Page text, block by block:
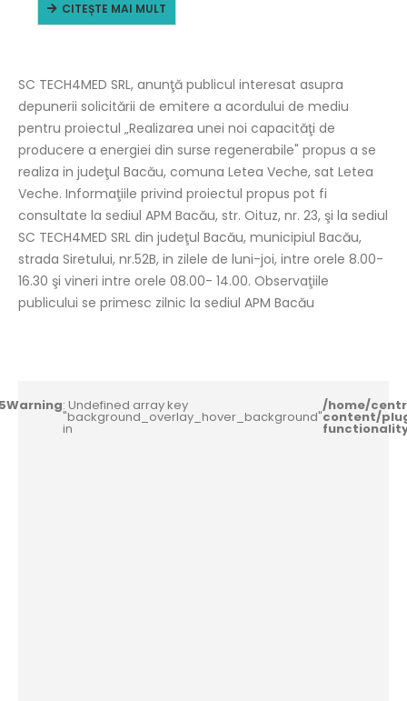
CITEȘTE MAI MULT
SC TECH4MED SRL, anunţă publicul interesat asupra
depunerii solicitării de emitere a acordului de mediu
pentru proiectul „Realizarea unei noi capacităţi de
producere a energiei din surse regenerabile" propus a se
realiza in judeţul Bacău, comuna Letea Veche, sat Letea
Veche. Informaţiile privind proiectul propus pot fi
consultate la sediul APM Bacău, str. Oituz, nr. 23, şi la sediul
SC TECH4MED SRL din judeţul Bacău, municipiul Bacău,
strada Siretului, nr.52B, in zilele de luni-joi, intre orele 8.00-
16.30 şi vineri intre orele 08.00- 14.00. Observaţiile
publicului se primesc zilnic la sediul APM Bacău
Warning: Undefined array key
"background_overlay_hover_background"
in
/home/
content/